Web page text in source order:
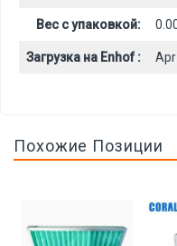
Вес с упаковкой:
Загрузка на Enhof :
Похожие Позиции